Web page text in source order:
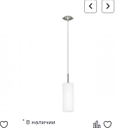
В наличии